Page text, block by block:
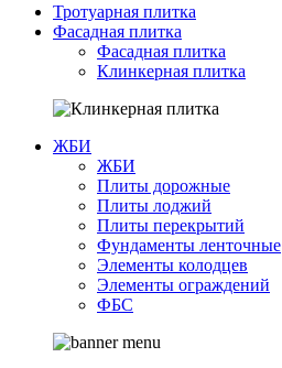
Тротуарная плитка
Фасадная плитка
Фасадная плитка
Клинкерная плитка
ЖБИ
ЖБИ
Плиты дорожные
Плиты лоджий
Плиты перекрытий
Фундаменты ленточные
Элементы колодцев
Элементы ограждений
ФБС